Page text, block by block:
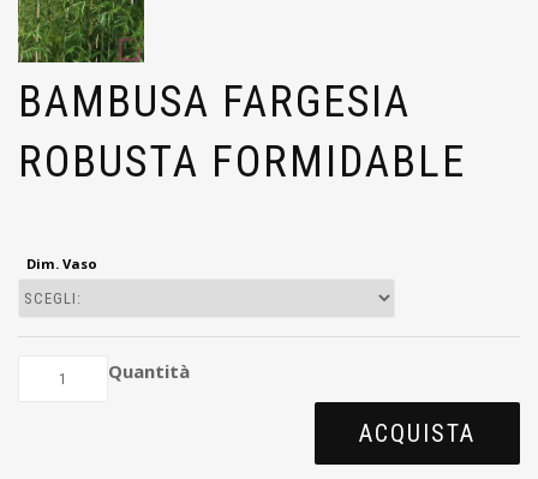
BAMBUSA FARGESIA
ROBUSTA FORMIDABLE
Dim. Vaso
Quantità
ACQUISTA